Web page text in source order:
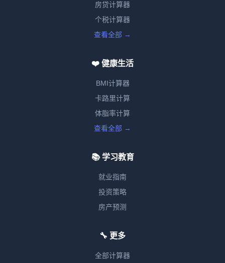
房贷计算器
个税计算器
查看全部 →
❤️ 健康生活
BMI计算器
卡路里计算
体脂率计算
查看全部 →
📚 学习教育
就业指南
投资策略
房产预测
🔧 更多
全部计算器